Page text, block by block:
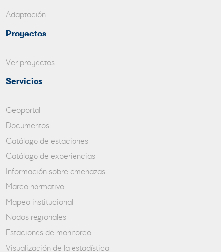
Adaptación
Proyectos
Ver proyectos
Servicios
Geoportal
Documentos
Catálogo de estaciones
Catálogo de experiencias
Información sobre amenazas
Marco normativo
Mapeo institucional
Nodos regionales
Estaciones de monitoreo
Visualización de la estadística